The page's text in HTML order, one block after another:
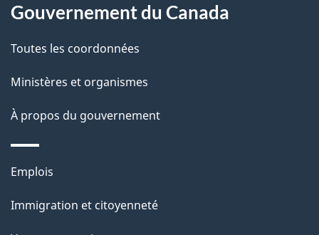
i
l
s
d
e
l
a
propos
de
ce
site
Gouvernement du Canada
Toutes les coordonnées
Ministères et organismes
À propos du gouvernement
Thèmes
sujets
Emplois
Immigration et citoyenneté